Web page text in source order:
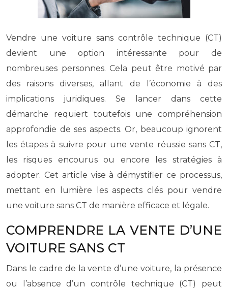
Vendre une voiture sans contrôle technique (CT)
devient une option intéressante pour de
nombreuses personnes. Cela peut être motivé par
des raisons diverses, allant de l’économie à des
implications juridiques. Se lancer dans cette
démarche requiert toutefois une compréhension
approfondie de ses aspects. Or, beaucoup ignorent
les étapes à suivre pour une vente réussie sans CT,
les risques encourus ou encore les stratégies à
adopter. Cet article vise à démystifier ce processus,
mettant en lumière les aspects clés pour vendre
une voiture sans CT de manière efficace et légale.
COMPRENDRE LA VENTE D’UNE
VOITURE SANS CT
Dans le cadre de la vente d’une voiture, la présence
ou l’absence d’un contrôle technique (CT) peut